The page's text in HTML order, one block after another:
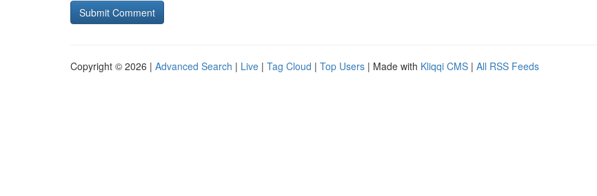
Copyright © 2026 | Advanced Search | Live | Tag Cloud | Top Users | Made with Kliqqi CMS | All RSS Feeds